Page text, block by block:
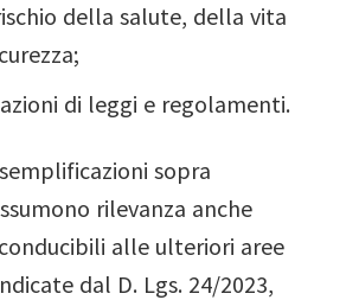
della salute, della vita
di leggi e regolamenti.
sopra
rilevanza anche
alle ulteriori aree
dal D. Lgs. 24/2023,